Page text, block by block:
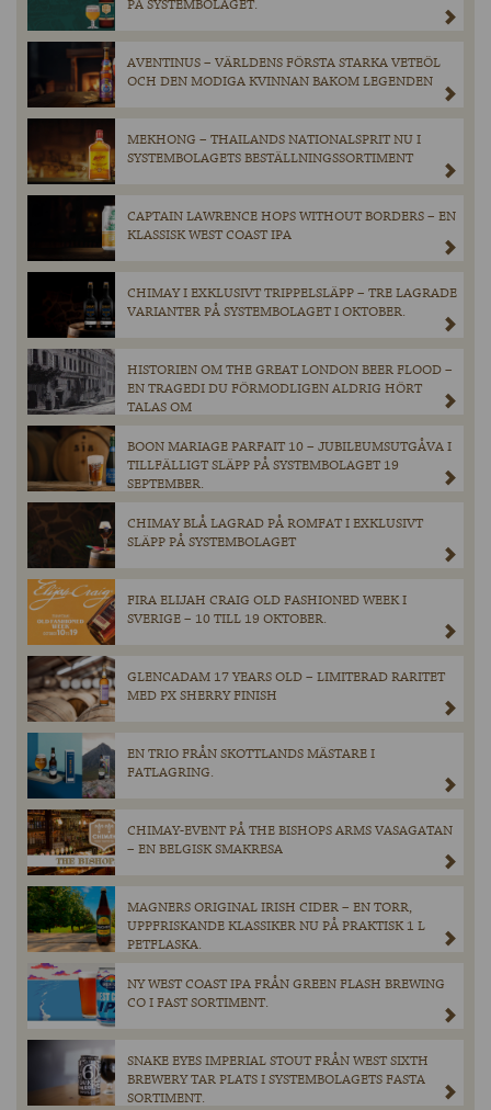
PÅ SYSTEMBOLAGET.
AVENTINUS – VÄRLDENS FÖRSTA STARKA VETEÖL
OCH DEN MODIGA KVINNAN BAKOM LEGENDEN
MEKHONG – THAILANDS NATIONALSPRIT NU I
SYSTEMBOLAGETS BESTÄLLNINGSSORTIMENT
CAPTAIN LAWRENCE HOPS WITHOUT BORDERS – EN
KLASSISK WEST COAST IPA
CHIMAY I EXKLUSIVT TRIPPELSLÄPP – TRE LAGRADE
VARIANTER PÅ SYSTEMBOLAGET I OKTOBER.
HISTORIEN OM THE GREAT LONDON BEER FLOOD –
EN TRAGEDI DU FÖRMODLIGEN ALDRIG HÖRT
TALAS OM
BOON MARIAGE PARFAIT 10 – JUBILEUMSUTGÅVA I
TILLFÄLLIGT SLÄPP PÅ SYSTEMBOLAGET 19
SEPTEMBER.
CHIMAY BLÅ LAGRAD PÅ ROMFAT I EXKLUSIVT
SLÄPP PÅ SYSTEMBOLAGET
FIRA ELIJAH CRAIG OLD FASHIONED WEEK I
SVERIGE – 10 TILL 19 OKTOBER.
GLENCADAM 17 YEARS OLD – LIMITERAD RARITET
MED PX SHERRY FINISH
EN TRIO FRÅN SKOTTLANDS MÄSTARE I
FATLAGRING.
CHIMAY-EVENT PÅ THE BISHOPS ARMS VASAGATAN
– EN BELGISK SMAKRESA
MAGNERS ORIGINAL IRISH CIDER – EN TORR,
UPPFRISKANDE KLASSIKER NU PÅ PRAKTISK 1 L
PETFLASKA.
NY WEST COAST IPA FRÅN GREEN FLASH BREWING
CO I FAST SORTIMENT.
SNAKE EYES IMPERIAL STOUT FRÅN WEST SIXTH
BREWERY TAR PLATS I SYSTEMBOLAGETS FASTA
SORTIMENT.